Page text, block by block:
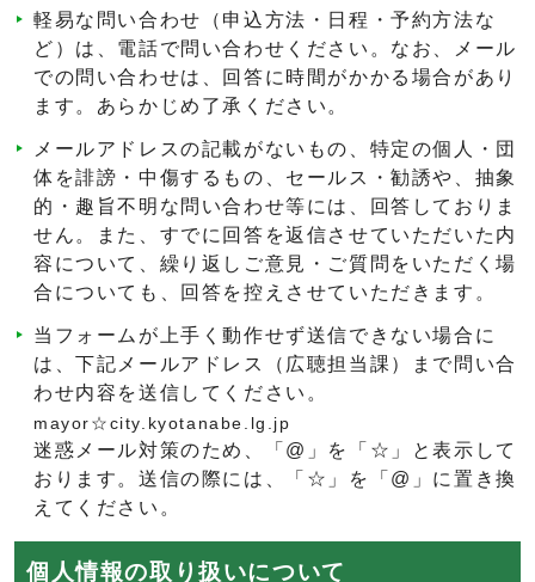
軽易な問い合わせ（申込方法・日程・予約方法な
ど）は、電話で問い合わせください。なお、メール
での問い合わせは、回答に時間がかかる場合があり
ます。あらかじめ了承ください。
メールアドレスの記載がないもの、特定の個人・団
体を誹謗・中傷するもの、セールス・勧誘や、抽象
的・趣旨不明な問い合わせ等には、回答しておりま
せん。また、すでに回答を返信させていただいた内
容について、繰り返しご意見・ご質問をいただく場
合についても、回答を控えさせていただきます。
当フォームが上手く動作せず送信できない場合に
は、下記メールアドレス（広聴担当課）まで問い合
わせ内容を送信してください。
mayor☆city.kyotanabe.lg.jp
迷惑メール対策のため、「@」を「☆」と表示して
おります。送信の際には、「☆」を「@」に置き換
えてください。
個人情報の取り扱いについて